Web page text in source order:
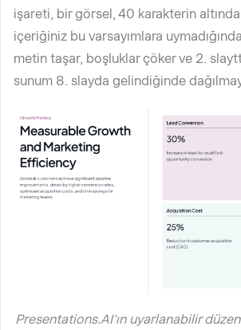
işareti, bir görsel, 40 karakterin
içeriğiniz bu varsayımlara
metin taşar, boşluklar çöker ve 2.
sunum 8. slayda gelindiğinde
Presentations.AI'ın uyarlanabilir